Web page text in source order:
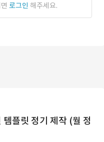
로그인 해주세요.
플릿 정기 제작 (월 정